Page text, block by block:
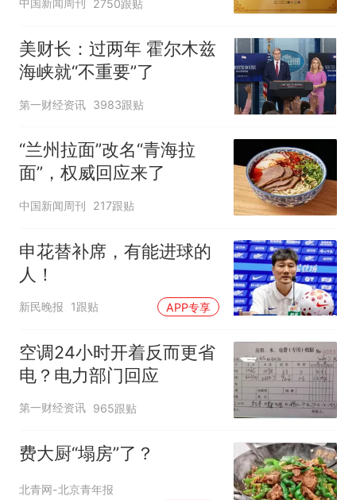
中国新闻周刊 2750跟贴
美财长：过两年 霍尔木兹
海峡就“不重要”了
第一财经资讯 3983跟贴
“兰州拉面”改名“青海拉
面”，权威回应来了
中国新闻周刊 217跟贴
申花替补席，有能进球的
人！
新民晚报 1跟贴 APP专享
空调24小时开着反而更省
电？电力部门回应
第一财经资讯 965跟贴
费大厨“塌房”了？
北青网-北京青年报